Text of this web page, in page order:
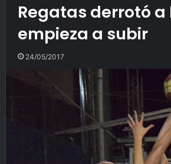
Regatas derrotó a
empieza a subir
24/05/2017